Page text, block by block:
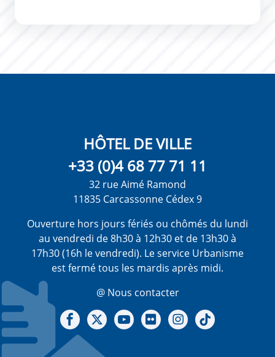
HÔTEL DE VILLE
+33 (0)4 68 77 71 11
32 rue Aimé Ramond
11835 Carcassonne Cédex 9
Ouverture hors jours fériés ou chômés du lundi
au vendredi de 8h30 à 12h30 et de 13h30 à
17h30 (16h le vendredi). Le service Urbanisme
est fermé tous les mardis après midi.
@ Nous contacter
Notre Facebook
Notre X - (twitter)
Notre chaine Youtube
Notre Gallerie sur Flickr
Notre Instagram